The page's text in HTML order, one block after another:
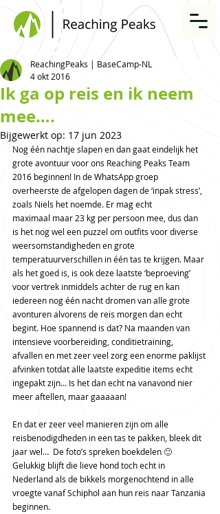
Ik ga op reis en ik neem
mee….
ReachingPeaks | BaseCamp-NL
4 okt 2016
Bijgewerkt op: 17 jun 2023
Nog één nachtje slapen en dan gaat eindelijk het
grote avontuur voor ons Reaching Peaks Team
2016 beginnen! In de WhatsApp groep
overheerste de afgelopen dagen de ‘inpak stress’,
zoals Niels het noemde. Er mag echt
maximaal maar 23 kg per persoon mee, dus dan
is het nog wel een puzzel om outfits voor diverse
weersomstandigheden en grote
temperatuurverschillen in één tas te krijgen. Maar
als het goed is, is ook deze laatste ‘beproeving’
voor vertrek inmiddels achter de rug en kan
iedereen nog één nacht dromen van alle grote
avonturen alvorens de reis morgen dan echt
begint. Hoe spannend is dat? Na maanden van
intensieve voorbereiding, conditietraining,
afvallen en met zeer veel zorg een enorme paklijst
afvinken totdat alle laatste expeditie items echt
ingepakt zijn… Is het dan echt na vanavond nier
meer aftellen, maar gaaaaan!
En dat er zeer veel manieren zijn om alle
reisbenodigdheden in een tas te pakken, bleek dit
jaar wel…  De foto’s spreken boekdelen 🙂
Gelukkig blijft die lieve hond toch echt in
Nederland als de bikkels morgenochtend in alle
vroegte vanaf Schiphol aan hun reis naar Tanzania
beginnen.